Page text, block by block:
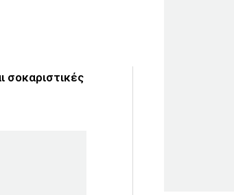
σοκαριστικές